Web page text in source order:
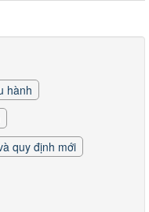
hành
quy định mới